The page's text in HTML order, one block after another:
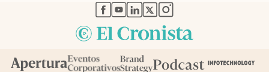
abre en nueva pestaña
abre en nueva pestaña
abre en nueva pestaña
abre en nueva pestaña
abre en nueva pestaña